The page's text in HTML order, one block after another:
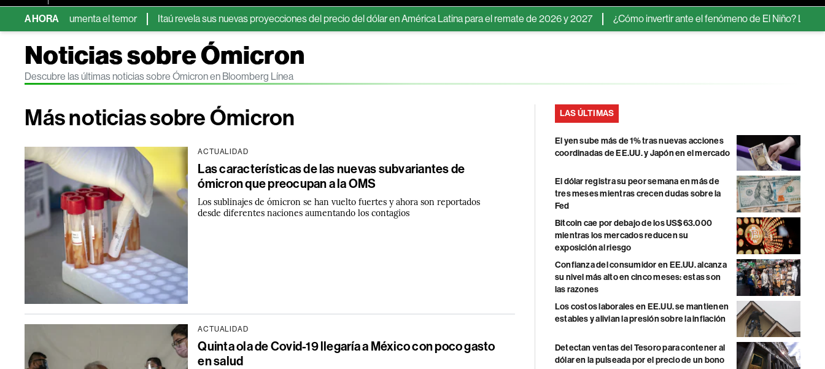
AHORA
aumenta el temor Itaú revela sus nuevas proyecciones del precio del dólar en América Latina para el remate de 2026 y 2027 ¿Cómo invertir ante el fenómeno de El Niño? Los activos y
Noticias sobre Ómicron
Descubre las últimas noticias sobre Ómicron en Bloomberg Línea
Más noticias sobre Ómicron
ACTUALIDAD
Las características de las nuevas subvariantes de
ómicron que preocupan a la OMS
Los sublinajes de ómicron se han vuelto fuertes y ahora son reportados
desde diferentes naciones aumentando los contagios
ACTUALIDAD
Quinta ola de Covid-19 llegaría a México con poco gasto
en salud
LAS ÚLTIMAS
El yen sube más de 1% tras nuevas acciones
coordinadas de EE.UU. y Japón en el mercado
El dólar registra su peor semana en más de
tres meses mientras crecen dudas sobre la
Fed
Bitcoin cae por debajo de los US$63.000
mientras los mercados reducen su
exposición al riesgo
Confianza del consumidor en EE.UU. alcanza
su nivel más alto en cinco meses: estas son
las razones
Los costos laborales en EE.UU. se mantienen
estables y alivian la presión sobre la inflación
Detectan ventas del Tesoro para contener al
dólar en la pulseada por el precio de un bono